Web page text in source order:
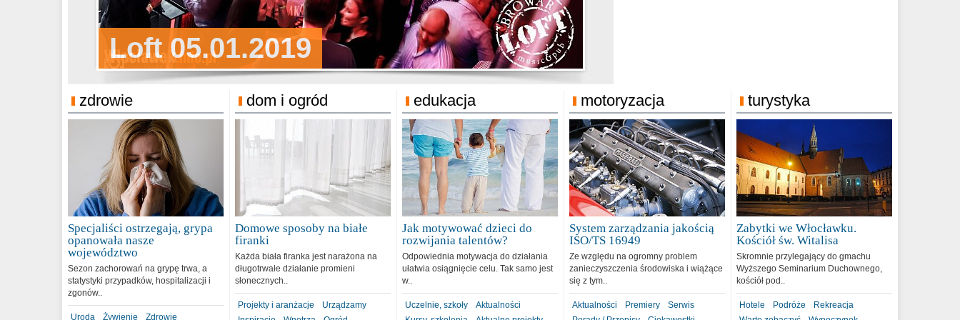
Loft 05.01.2019
Sylwester Podgrodzie 31.12.2018
Sylwester Pensjonat Michelin
31.12.2018
zdrowie
Specjaliści ostrzegają, grypa
opanowała nasze
województwo
Sezon zachorowań na grypę trwa, a
statystyki przypadków, hospitalizacji i
zgonów..
Uroda Żywienie Zdrowie
dom i ogród
Domowe sposoby na białe
firanki
Każda biała firanka jest narażona na
długotrwałe działanie promieni
słonecznych..
Projekty i aranżacje
Urządzamy
edukacja
Jak motywować dzieci do
rozwijania talentów?
Odpowiednia motywacja do działania
ułatwia osiągnięcie celu. Tak samo jest
w..
Uczelnie, szkoły
Aktualności
motoryzacja
System zarządzania jakością
ISO/TS 16949
Ze względu na ogromny problem
zanieczyszczenia środowiska i wiążące
się z tym..
Aktualności Premiery
Serwis
turystyka
Zabytki we Włocławku.
Kościół św. Witalisa
Skromnie przylegający do gmachu
Wyższego Seminarium Duchownego,
kościół pod..
Hotele Podróże
Rekreacja